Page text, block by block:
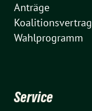
Anträge
Koalitionsvertrag
Wahlprogramm
Service